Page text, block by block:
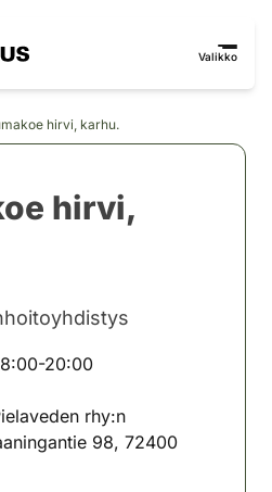
Valikko
hirvi, karhu.
hirvi,
20:00
rhy:n
98, 72400